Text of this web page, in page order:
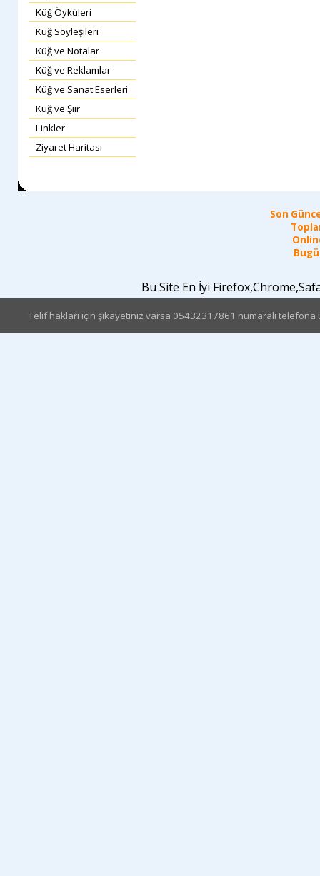
Küğ Öyküleri
Küğ Söyleşileri
Küğ ve Notalar
Küğ ve Reklamlar
Küğ ve Sanat Eserleri
Küğ ve Şiir
Linkler
Ziyaret Haritası
Son
Bu Site En İyi
Telif hakları için şikayetiniz varsa 05432317861 numaralı telefona